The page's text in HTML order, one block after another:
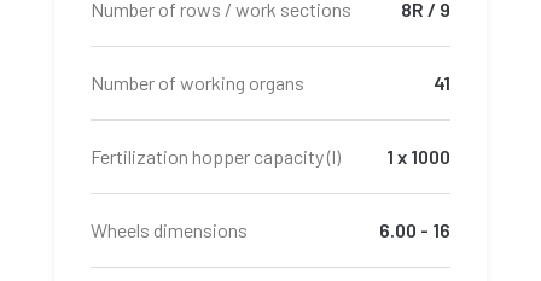
Number of rows / work sections 8R / 9
Number of working organs 41
Fertilization hopper capacity (l) 1 x 1000
Wheels dimensions 6.00 - 16